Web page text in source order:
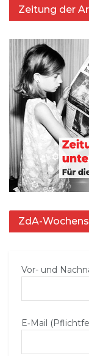
Zeitung der
ZdA-
Vor- und
E‑Mail